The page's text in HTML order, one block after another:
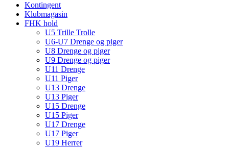
Kontingent
Klubmagasin
FHK hold
U5 Trille Trolle
U6-U7 Drenge og piger
U8 Drenge og piger
U9 Drenge og piger
U11 Drenge
U11 Piger
U13 Drenge
U13 Piger
U15 Drenge
U15 Piger
U17 Drenge
U17 Piger
U19 Herrer